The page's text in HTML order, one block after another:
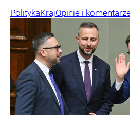
PolitykaKrajOpinie i